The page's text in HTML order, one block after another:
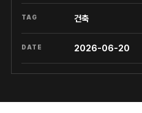
TAG 건축
DATE 2026-06-20